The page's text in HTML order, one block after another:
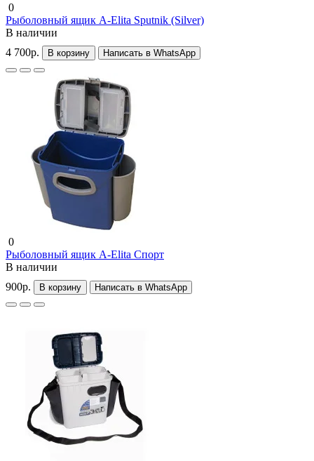
0
Рыболовный ящик A-Elita Sputnik (Silver)
В наличии
4 700р.
В корзину Написать в WhatsApp
0
Рыболовный ящик A-Elita Спорт
В наличии
900р.
В корзину Написать в WhatsApp